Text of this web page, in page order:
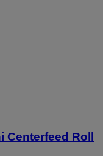
Centerfeed Roll